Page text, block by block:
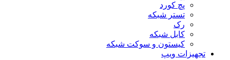
پچ کورد
تستر شبکه
رک
کابل شبکه
کیستون و سوکت شبکه
تجهیزات ویپ